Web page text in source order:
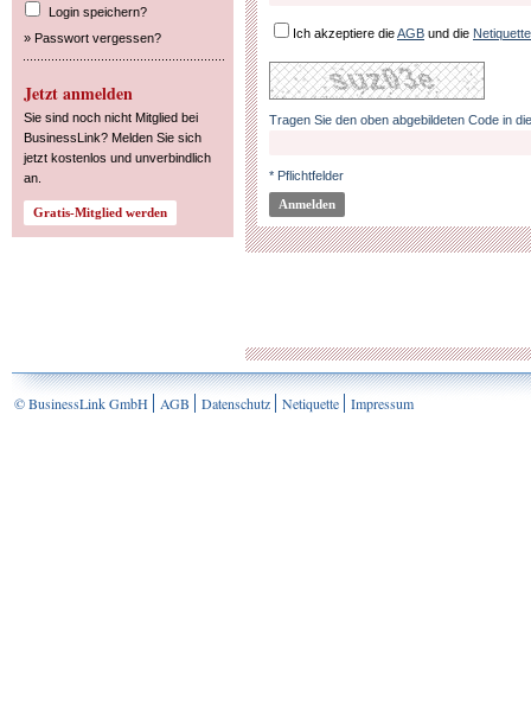
Login speichern?
» Passwort vergessen?
Jetzt anmelden
Sie sind noch nicht Mitglied bei
BusinessLink? Melden Sie sich
jetzt kostenlos und unverbindlich
an.
Ich akzeptiere dieAGB und die Netiquette
Tragen Sie den oben abgebildeten Code in
* Pflichtfelder
© BusinessLink GmbH AGB Datenschutz Netiquette Impressum